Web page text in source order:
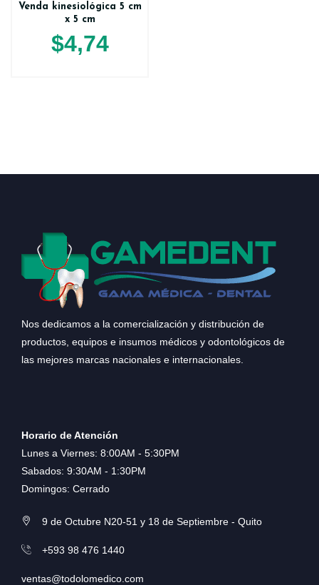
Venda kinesiológica 5 cm
x 5 cm
$4,74
Nos dedicamos a la comercialización y distribución de
productos, equipos e insumos médicos y odontológicos de
las mejores marcas nacionales e internacionales.
Horario de Atención
Lunes a Viernes: 8:00AM - 5:30PM
Sabados: 9:30AM - 1:30PM
Domingos: Cerrado
9 de Octubre N20-51 y 18 de Septiembre - Quito
+593 98 476 1440
ventas@todolomedico.com